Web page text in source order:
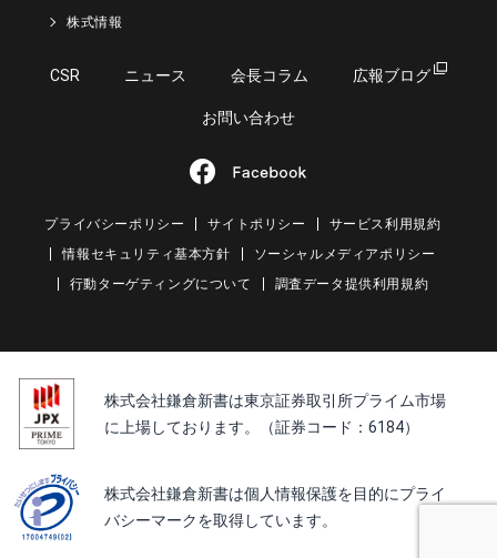
株式情報
CSR ニュース 会長コラム 広報ブログ
お問い合わせ
プライバシーポリシー サイトポリシー
サービス利用規約
情報セキュリティ基本方針
ソーシャルメディアポリシー
行動ターゲティングについて
調査データ提供利用規約
株式会社鎌倉新書は東京証券取引所プライム市場
に上場しております。（証券コード：6184）
株式会社鎌倉新書は個人情報保護を目的にプライ
バシーマークを取得しています。